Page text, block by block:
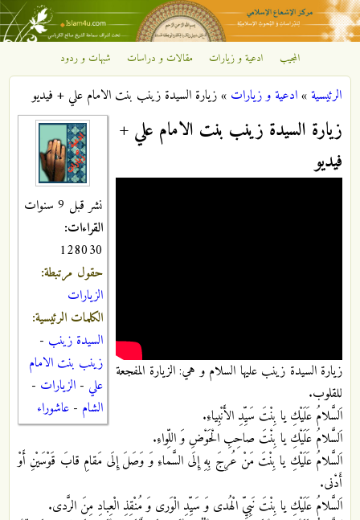
تجاوز إلى المحتوى الرئيسي
مركز
الإشعاع
الإسلامي
المجيب ادعية و زيارات مقالات و دراسات شبهات و ردود
أنت هنا
الرئيسية»ادعية و زيارات »زيارة السيدة زينب بنت الامام علي + فيديو
نشر قبل 9 سنوات
القراءات:
128030
حقول مرتبطة:
الزيارات
الكلمات الرئيسية:
السيدة زينب -
زينب بنت الامام
علي - الزيارات -
الشام - عاشوراء
زيارة السيدة زينب بنت الامام علي +
فيديو
زيارة السيدة زينب عليها السلام و هي: الزيارة المفجعة
للقلوب.
اَلسَّلامُ عَلَيْكِ يا بِنْتَ سَيِّدِ الأَنْبِياءِ.
اَلسَّلامُ عَلَيْكِ يا بِنْتَ صاحِبِ الْحَوْضِ وَ اللِّواءِ.
اَلسَّلامُ عَلَيْكِ يا بِنْتَ مَنْ عُرِجَ بِهِ إِلَى السَّماءِ وَ وَصَلَ إِلَى مَقامِ قابَ قَوْسَيْنِ أَوْ
أَدْنى.
اَلسَّلامُ عَلَيْكِ يا بِنْتَ نَبِيِّ الْهُدى وَ سَيِّدِ الْوَرى وَ مُنْقِذِ الْعِبادِ مِنَ الرَّدى.